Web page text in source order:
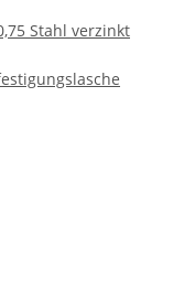
Stahl verzinkt